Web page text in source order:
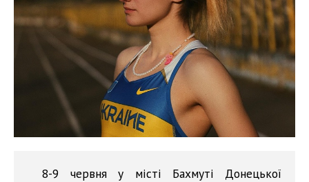
8-9 червня у місті Бахмуті Донецької